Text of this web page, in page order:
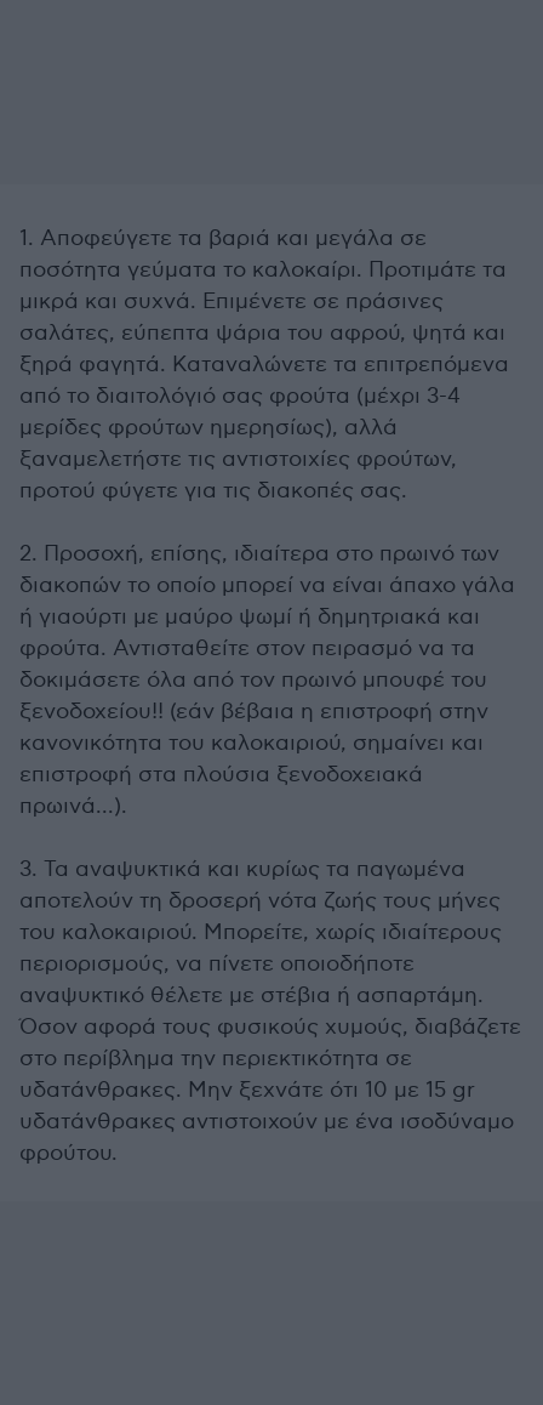
1. Αποφεύγετε τα βαριά και μεγάλα σε
ποσότητα γεύματα το καλοκαίρι. Προτιμάτε τα
μικρά και συχνά. Επιμένετε σε πράσινες
σαλάτες, εύπεπτα ψάρια του αφρού, ψητά και
ξηρά φαγητά. Καταναλώνετε τα επιτρεπόμενα
από το διαιτολόγιό σας φρούτα (μέχρι 3-4
μερίδες φρούτων ημερησίως), αλλά
ξαναμελετήστε τις αντιστοιχίες φρούτων,
προτού φύγετε για τις διακοπές σας.
2. Προσοχή, επίσης, ιδιαίτερα στο πρωινό των
διακοπών το οποίο μπορεί να είναι άπαχο γάλα
ή γιαούρτι με μαύρο ψωμί ή δημητριακά και
φρούτα. Αντισταθείτε στον πειρασμό να τα
δοκιμάσετε όλα από τον πρωινό μπουφέ του
ξενοδοχείου!! (εάν βέβαια η επιστροφή στην
κανονικότητα του καλοκαιριού, σημαίνει και
επιστροφή στα πλούσια ξενοδοχειακά
πρωινά...).
3. Τα αναψυκτικά και κυρίως τα παγωμένα
αποτελούν τη δροσερή νότα ζωής τους μήνες
του καλοκαιριού. Μπορείτε, χωρίς ιδιαίτερους
περιορισμούς, να πίνετε οποιοδήποτε
αναψυκτικό θέλετε με στέβια ή ασπαρτάμη.
Όσον αφορά τους φυσικούς χυμούς, διαβάζετε
στο περίβλημα την περιεκτικότητα σε
υδατάνθρακες. Μην ξεχνάτε ότι 10 με 15 gr
υδατάνθρακες αντιστοιχούν με ένα ισοδύναμο
φρούτου.